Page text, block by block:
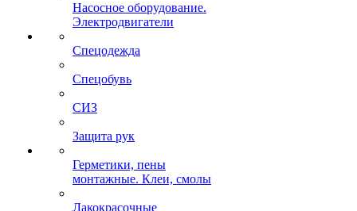
Насосное оборудование.
Электродвигатели
Спецодежда
Спецобувь
СИЗ
Защита рук
Герметики, пены
монтажные. Клеи, смолы
Лакокрасочные